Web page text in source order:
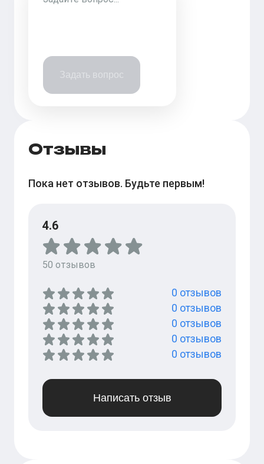
Задать вопрос
Отзывы
Пока нет отзывов. Будьте первым!
4.6
50 отзывов
0 отзывов
0 отзывов
0 отзывов
0 отзывов
0 отзывов
Написать отзыв